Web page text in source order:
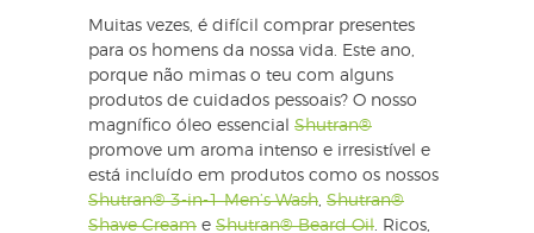
Muitas vezes, é difícil comprar presentes
para os homens da nossa vida. Este ano,
porque não mimas o teu com alguns
produtos de cuidados pessoais? O nosso
magnífico óleo essencial Shutran®
promove um aroma intenso e irresistível e
está incluído em produtos como os nossos
Shutran® 3-in-1 Men’s Wash Shutran®
Shave Cream e Shutran® Beard Oil . Ricos,